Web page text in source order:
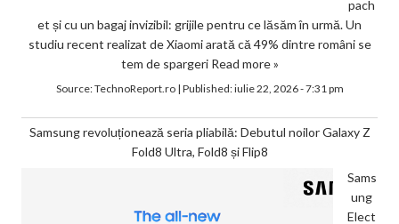
pach
et și cu un bagaj invizibil: grijile pentru ce lăsăm în urmă. Un
studiu recent realizat de Xiaomi arată că 49% dintre români se
tem de spargeri Read more »
Source:TechnoReport.ro| Published:iulie 22, 2026 - 7:31 pm
Samsung revoluționează seria pliabilă: Debutul noilor Galaxy Z
Fold8 Ultra, Fold8 și Flip8
Sams
ung
Elect